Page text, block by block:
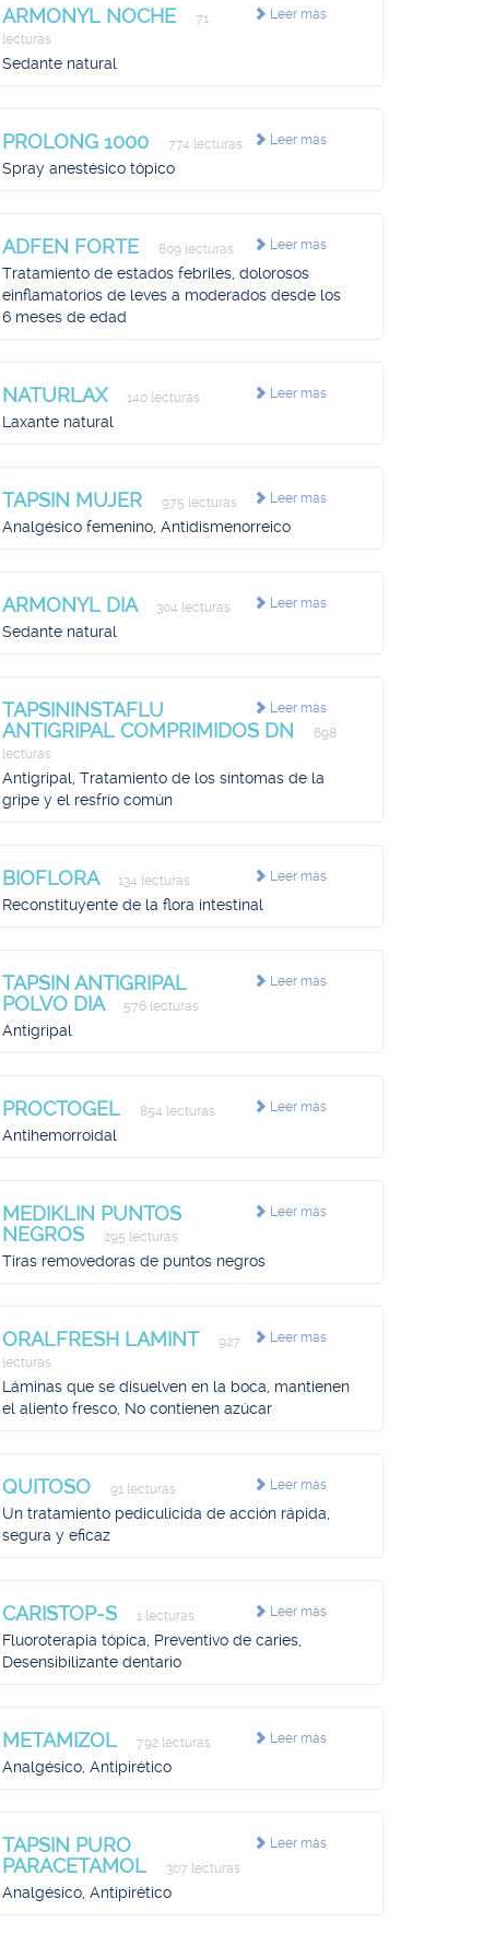
Leer más
ARMONYL NOCHE
71
lecturas
Sedante natural
Leer más
PROLONG 1000 774 lecturas
Spray anestésico tópico
Leer más
ADFEN FORTE 809 lecturas
Tratamiento de estados febriles, dolorosos
einflamatorios de leves a moderados desde los
6 meses de edad
Leer más
NATURLAX 140 lecturas
Laxante natural
Leer más
TAPSIN MUJER 975 lecturas
Analgésico femenino, Antidismenorreico
Leer más
ARMONYL DIA 304 lecturas
Sedante natural
Leer más
TAPSININSTAFLU
ANTIGRIPAL COMPRIMIDOS DN
698
lecturas
Antigripal, Tratamiento de los síntomas de la
gripe y el resfrío común
Leer más
BIOFLORA 134 lecturas
Reconstituyente de la flora intestinal
Leer más
TAPSIN ANTIGRIPAL
POLVO DIA
576 lecturas
Antigripal
Leer más
PROCTOGEL 854 lecturas
Antihemorroidal
Leer más
MEDIKLIN PUNTOS
NEGROS
295 lecturas
Tiras removedoras de puntos negros
Leer más
ORALFRESH LAMINT
927
lecturas
Láminas que se disuelven en la boca, mantienen
el aliento fresco, No contienen azúcar
Leer más
QUITOSO 91 lecturas
Un tratamiento pediculicida de acción rápida,
segura y eficaz
Leer más
CARISTOP-S 1 lecturas
Fluoroterapia tópica, Preventivo de caries,
Desensibilizante dentario
Leer más
METAMIZOL 792 lecturas
Analgésico, Antipirético
Leer más
TAPSIN PURO
PARACETAMOL
307 lecturas
Analgésico, Antipirético